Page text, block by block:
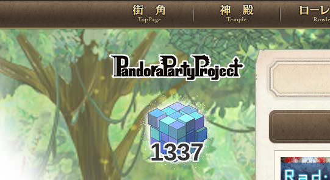
PandoraPartyProject
TOP 神殿
1337